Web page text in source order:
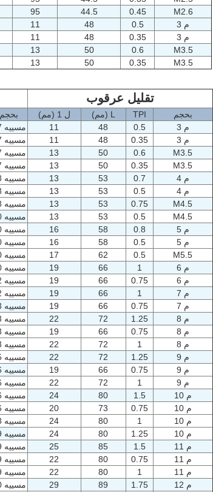
M2.6
0.45
44.5
95
م 3
0.5
48
11
م 3
0.35
48
11
M3.5
0.6
50
13
M3.5
0.35
50
13
تقليل عرقوب
بحجم TPI L (مم) ل 1 (مم) بحجم
م 3
0.5
48
11 مسييه 27
م 3
0.35
48
11 مسييه 27
M3.5
0.6
50
13 مسييه 27
M3.5
0.35
50
13 مسييه 27
م 4
0.7
53
13 مسييه 28
م 4
0.5
53
13 مسييه 28
M4.5
0.75
53
13 مسييه 28
M4.5
0.5
53
13 مسييه 30
م 5
0.8
58
16 مسييه 30
م 5
0.5
58
16 مسييه 30
M5.5
0.5
62
17 مسييه 30
م 6
1
66
19 مسييه 30
م 6
0.75
66
19 مسييه 32
م 7
1
66
19 مسييه 32
م 7
0.75
66
19 مسييه 33
م 8
1.25
72
22 مسييه 33
م 8
0.75
66
19 مسييه 33
م 8
1
72
22 مسييه 33
م 9
1.25
72
22 مسييه 35
م 9
0.75
66
19 مسييه 36
م 9
1
72
22 مسييه 36
م 10
1.5
80
24 مسييه 36
م 10
0.75
73
20 مسييه 36
م 10
1
80
24 مسييه 38
م 10
1.25
80
24 مسييه 39
م 11
1.5
85
25 مسييه 39
م 11
0.75
80
22 مسييه 39
م 11
1
80
22 مسييه 39
م 12
1.75
89
29 مسييه 40